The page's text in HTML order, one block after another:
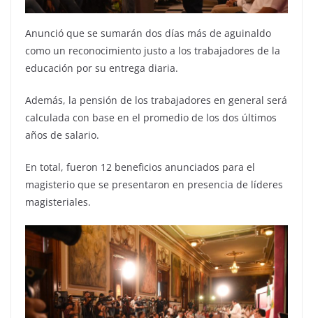
Anunció que se sumarán dos días más de aguinaldo
como un reconocimiento justo a los trabajadores de la
educación por su entrega diaria.
Además, la pensión de los trabajadores en general será
calculada con base en el promedio de los dos últimos
años de salario.
En total, fueron 12 beneficios anunciados para el
magisterio que se presentaron en presencia de líderes
magisteriales.